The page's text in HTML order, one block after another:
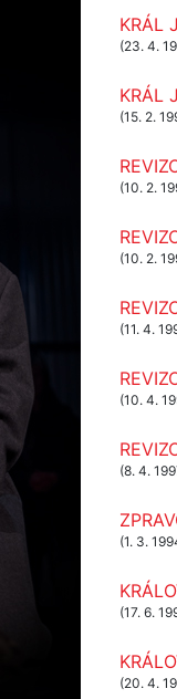
KRÁL
(23. 4.
KRÁL
(15. 2.
(10. 2.
(10. 2.
(11. 4.
(10. 4.
(8. 4.
(1. 3.
(17. 6.
(20. 4.